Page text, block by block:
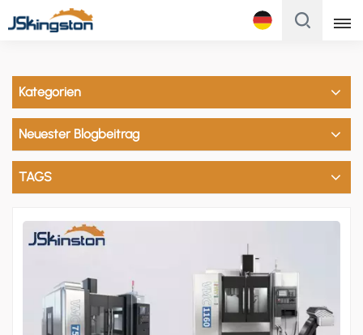
Français
Português
Türk
Kategorien
Neuester Blogbeitrag
TAGS